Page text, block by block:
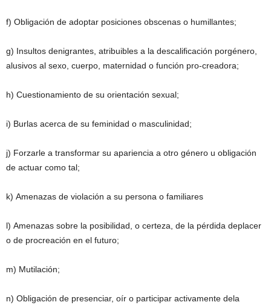
f) Obligación de adoptar posiciones obscenas o humillantes;
g) Insultos denigrantes, atribuibles a la descaliﬁcación porgénero,
alusivos al sexo, cuerpo, maternidad o función pro-creadora;
h) Cuestionamiento de su orientación sexual;
i) Burlas acerca de su feminidad o masculinidad;
j) Forzarle a transformar su apariencia a otro género u obligación
de actuar como tal;
k) Amenazas de violación a su persona o familiares
l) Amenazas sobre la posibilidad, o certeza, de la pérdida deplacer
o de procreación en el futuro;
m) Mutilación;
n) Obligación de presenciar, oír o participar activamente dela